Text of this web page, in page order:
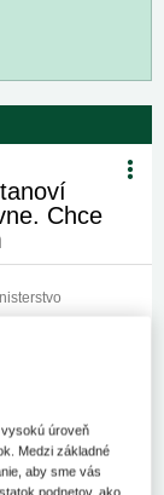
Chce
až 10 000
úroveň
Medzi základné
aby sme vás
podnetov, ako